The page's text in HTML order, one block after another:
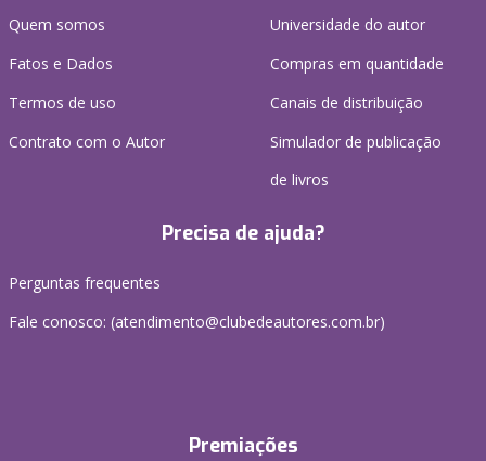
Quem somos
Fatos e Dados
Termos de uso
Contrato com o Autor
Universidade do autor
Compras em quantidade
Canais de distribuição
Simulador de publicação
de livros
Precisa de ajuda?
Perguntas frequentes
Fale conosco: (atendimento@clubedeautores.com.br)
Premiações